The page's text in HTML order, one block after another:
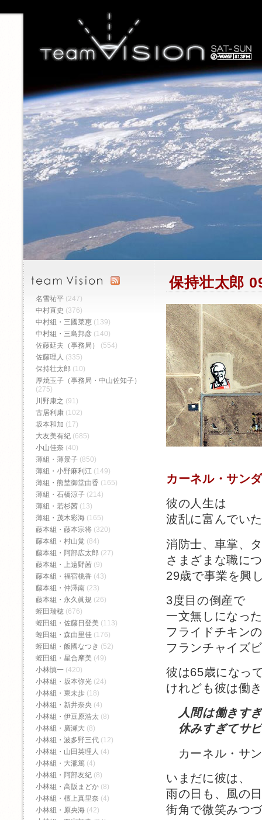
保持壮太郎
カーネル・サン
彼の人生は
波乱に富んでい
消防士、車掌、
さまざまな職に
29歳で事業を興
3度目の倒産で
一文無しになっ
フライドチキン
フランチャイズ
彼は65歳になっ
けれども彼は働
人間は働きす
休みすぎてサ
カーネル・サ
いまだに彼は、
雨の日も、風の
街角で微笑みつ
名雪祐平 (247)
中村直史 (376)
中村組・三國菜恵 (139)
中村組・三島邦彦 (140)
佐藤延夫（事務局）
(554)
佐藤理人 (335)
保持壮太郎 (10)
厚焼玉子（事務局・中山佐知子）
(275)
川野康之 (91)
古居利康 (102)
坂本和加 (17)
大友美有紀 (685)
小山佳奈 (40)
薄組・薄景子 (850)
薄組・小野麻利江 (149)
薄組・熊埜御堂由香 (165)
薄組・石橋涼子 (214)
薄組・若杉茜 (13)
薄組・茂木彩海 (165)
藤本組・藤本宗将 (320)
藤本組・村山覚 (84)
藤本組・阿部広太郎 (27)
藤本組・上遠野茜 (9)
藤本組・福宿桃香‬ (43)
藤本組・仲澤南 (23)
藤本組・永久眞規 (26)
蛭田瑞穂 (676)
蛭田組・佐藤日登美 (113)
蛭田組・森由里佳 (176)
蛭田組・飯國なつき (52)
蛭田組・星合摩美 (49)
小林慎一 (420)
小林組・坂本弥光 (24)
小林組・東未歩 (18)
小林組・新井奈央 (4)
小林組・伊豆原浩太 (8)
小林組・廣瀬大 (8)
小林組・波多野三代 (12)
小林組・山田英理人 (4)
小林組・大瀧篤 (4)
小林組・阿部友紀 (8)
小林組・高阪まどか (8)
小林組・檀上真里奈 (4)
小林組・原央海 (42)